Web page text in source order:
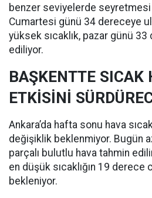
benzer seviyelerde
Cumartesi günü 34 dereceye
yüksek sıcaklık, pazar günü
ediliyor.
BAŞKENTTE SICAK
ETKİSİNİ
Ankara’da hafta sonu hava
değişiklik beklenmiyor. Bugün
parçalı bulutlu hava tahmin
en düşük sıcaklığın 19 derece
bekleniyor.